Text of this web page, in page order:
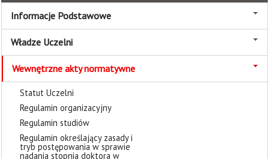
Informacje Podstawowe
Władze Uczelni
Wewnętrzne akty normatywne
Statut Uczelni
Regulamin organizacyjny
Regulamin studiów
Regulamin określający zasady i
tryb postępowania w sprawie
nadania stopnia doktora w